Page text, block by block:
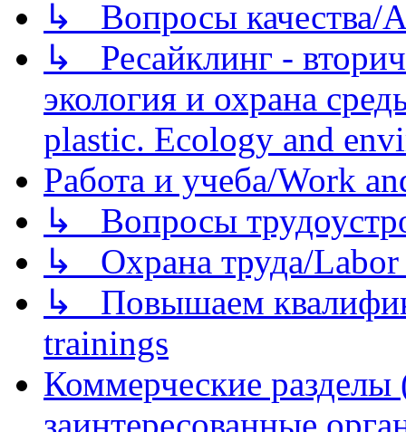
↳ Вопросы качества/
↳ Ресайклинг -
экология и охрана
plastic. Ecology and
Работа и учеба/Work
↳ Вопросы
↳ Охрана труда/Labor
↳ Повышаем
trainings
Коммерческие